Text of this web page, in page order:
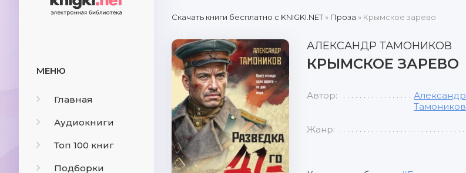
МЕНЮ
Главная
Аудиокниги
Топ 100 книг
Подборки
Скачать книги бесплатно c KNIGKI.NET» Проза » Крымское зарево
АЛЕКСАНДР ТАМОНИКОВ
КРЫМСКОЕ ЗАРЕВО
Автор:
Александр
Тамоников
Жанр: